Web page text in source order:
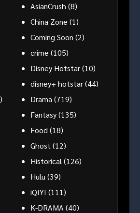
AsianCrush (8)
China Zone (1)
Coming Soon (2)
crime (105)
Disney Hotstar(10)
disney+ hotstar(44)
Drama (719)
Fantasy(135)
Food (18)
Ghost (12)
Historical (126)
Hulu (39)
iQIYI (111)
K-DRAMA (40)